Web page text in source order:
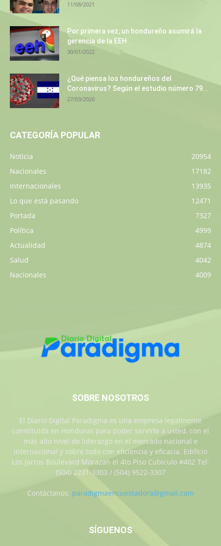
11/08/2021
Por primera vez, un hondureño asumirá la
gerencia de la EEH
30/01/2022
¿Qué piensa los hondureños del
Coronavirus? Según el estudio número 79...
27/03/2020
CATEGORÍA POPULAR
Noticia
20954
Nacionales
17182
Internacionales
13935
Lo que está pasando
12471
Portada
7327
Política
4999
Actualidad
4874
Salud
4042
Nacionales
4009
SOBRE NOSOTROS
El Diario Digital Paradigma es una empresa legalmente
constituida en Honduras para poder servirle a usted, con el
más alto nivel de liderazgo en el mercado nacional e
internacional y sobre todo con eficiencia y eficacia. Edificio
Los Jarros Boulevard Morazan el 4to Piso Cubiculo #402 Tel:
(504) 2231-3303 / (504) 9522-3307
Contáctanos: paradigmaencuestadora@gmail.com
SÍGUENOS